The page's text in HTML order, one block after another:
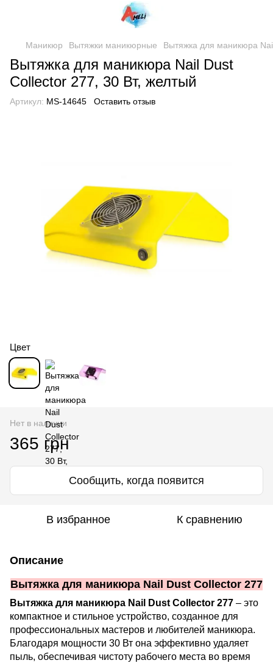
Маникюр Вытяжки маникюрные Вытяжка для маникюра
Вытяжка для маникюра Nail Dust
Collector 277, 30 Вт, желтый
Артикул: MS-14645 Оставить отзыв
Цвет
Нет в наличии
365 грн
Сообщить, когда появится
В избранное К сравнению
Описание
Вытяжка для маникюра Nail Dust Collector 277
Вытяжка для маникюра Nail Dust Collector 277 – это
компактное и стильное устройство, созданное для
профессиональных мастеров и любителей маникюра.
Благодаря мощности 30 Вт она эффективно удаляет
пыль, обеспечивая чистоту рабочего места во время